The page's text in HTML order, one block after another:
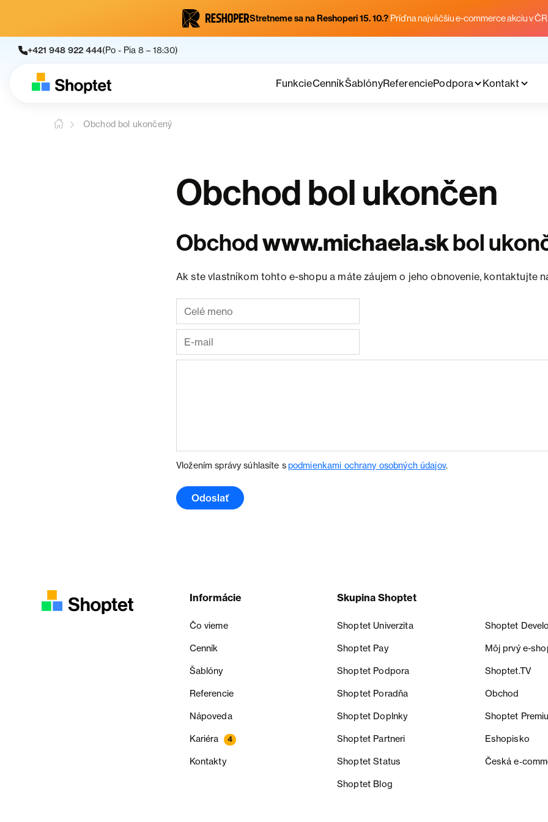
Stretneme sa na Reshoperi 15. 10.? Príď na najväčšiu e-commerce akciu v
+421 948 922 444(Po - Pia 8 – 18:30)
FunkcieCenníkŠablónyReferenciePodpora Kontakt
Obchod bol ukončený
Obchod bol ukončen
Obchodwww.michaela.skbol
Ak ste vlastníkom tohto e-shopu a máte záujem o jeho obnovenie, kontaktujte
Vložením správy súhlasíte spodmienkami ochrany osobných údajov.
Odoslať
Informácie
Čo vieme
Cenník
Šablóny
Referencie
Nápoveda
Kariéra 4
Kontakty
Skupina Shoptet
Shoptet Univerzita Shoptet
Shoptet Pay Môj prvý e-
Shoptet Podpora Shoptet.TV
Shoptet Poradňa Obchod
Shoptet Doplnky Shoptet
Shoptet Partneri Eshopisko
Shoptet Status Česká
Shoptet Blog